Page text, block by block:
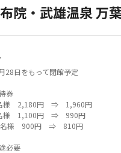
院・武雄温泉 万
28日をもって閉館予定
券
様 2,180円 ⇒ 1,960円
様 1,100円 ⇒ 990円
名様 900円 ⇒ 810円
必要